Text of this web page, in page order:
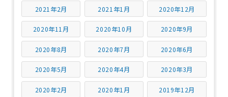
2021年2月 2021年1月 2020年12月
2020年11月 2020年10月 2020年9月
2020年8月 2020年7月 2020年6月
2020年5月 2020年4月 2020年3月
2020年2月 2020年1月 2019年12月